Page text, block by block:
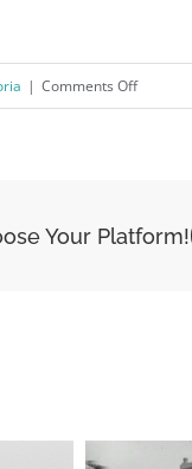
| Comments Offon
Rey
Your Platform!